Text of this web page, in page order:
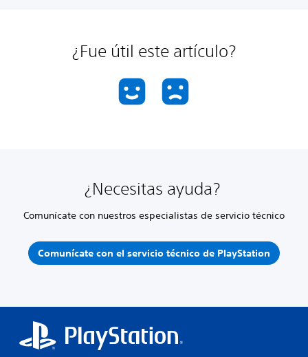
¿Fue útil este artículo?
¿Necesitas ayuda?
Comunícate con nuestros especialistas de servicio técnico
Comunícate con el servicio técnico de PlayStation